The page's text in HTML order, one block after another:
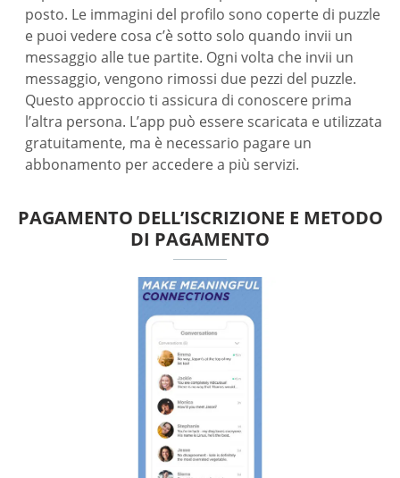
posto. Le immagini del profilo sono coperte di puzzle
e puoi vedere cosa c’è sotto solo quando invii un
messaggio alle tue partite. Ogni volta che invii un
messaggio, vengono rimossi due pezzi del puzzle.
Questo approccio ti assicura di conoscere prima
l’altra persona. L’app può essere scaricata e utilizzata
gratuitamente, ma è necessario pagare un
abbonamento per accedere a più servizi.
PAGAMENTO DELL’ISCRIZIONE E METODO
DI PAGAMENTO